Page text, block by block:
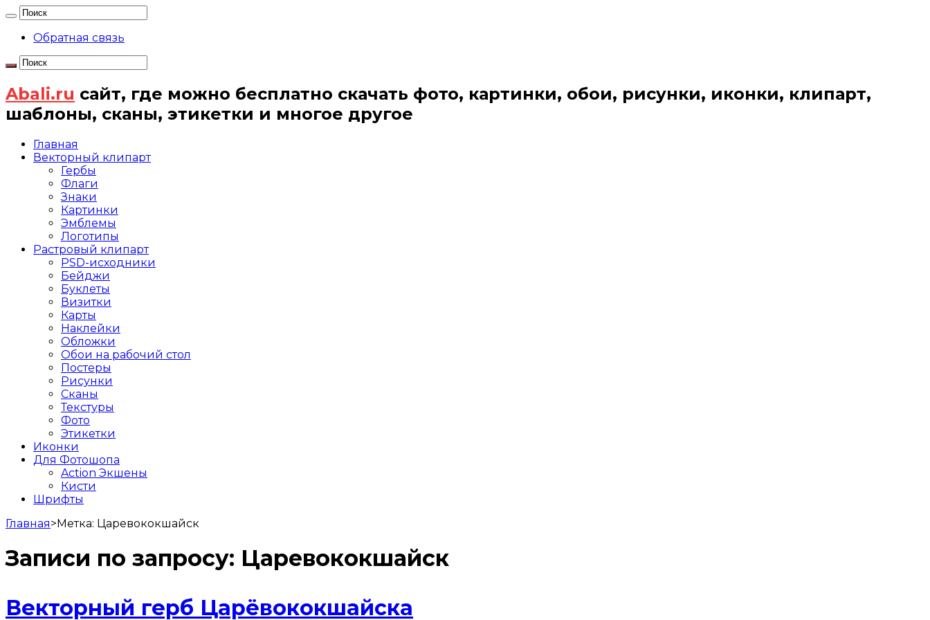
Обратная связь
Abali.ru сайт, где можно бесплатно скачать фото, картинки, обои, рисунки, иконки, клипарт,
шаблоны, сканы, этикетки и многое другое
Главная
Векторный клипарт
Гербы
Флаги
Знаки
Картинки
Эмблемы
Логотипы
Растровый клипарт
PSD-исходники
Бейджи
Буклеты
Визитки
Карты
Наклейки
Обложки
Обои на рабочий стол
Постеры
Рисунки
Сканы
Текстуры
Фото
Этикетки
Иконки
Для Фотошопа
Action Экшены
Кисти
Шрифты
Главная>Метка: Царевококшайск
Записи по запросу: Царевококшайск
Векторный герб Царёвококшайска